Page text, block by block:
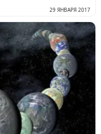
29 ЯНВАРЯ 2017